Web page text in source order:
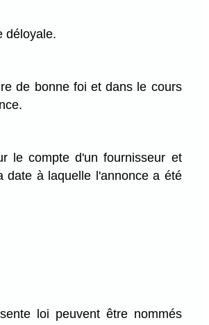
déloyale.
de bonne foi et dans le cours
le compte d'un fournisseur et
date à laquelle l'annonce a été
loi peuvent être nommés